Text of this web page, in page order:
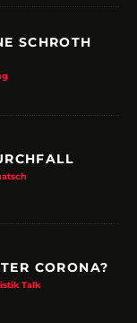
SCHROTH
CORONA?
Talk